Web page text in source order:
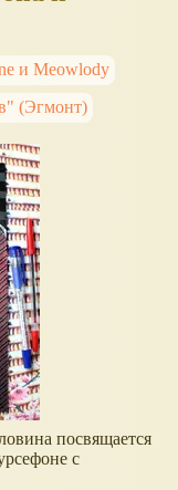
и Meowlody
(Эгмонт)
посвящается
с